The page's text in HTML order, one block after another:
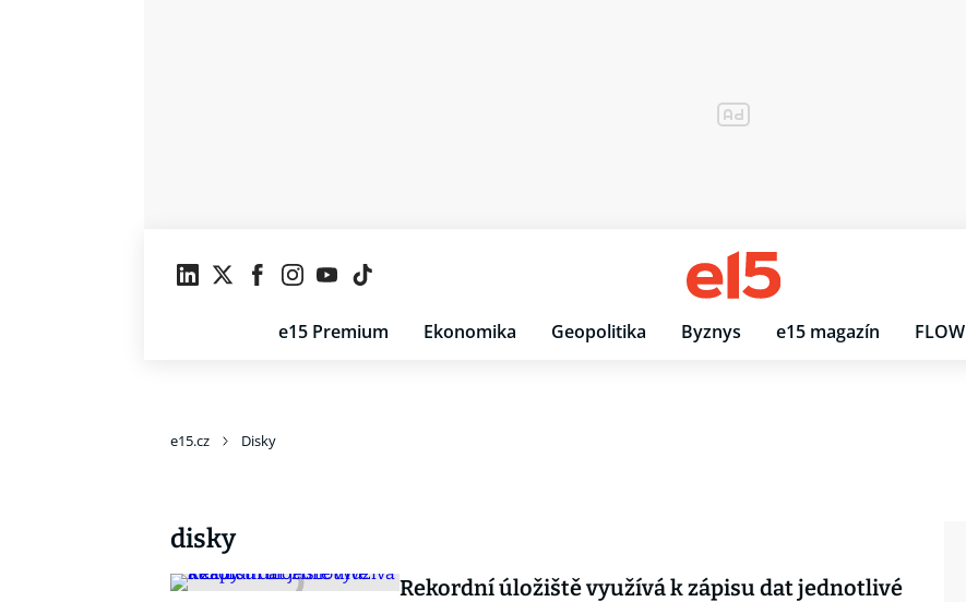
e15 Premium Ekonomika Geopolitika Byznys e15 magazín FLOW
e15.cz Disky
disky
Rekordní úložiště využívá k zápisu dat jednotlivé